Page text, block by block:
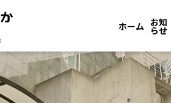
ホーム お知
らせ